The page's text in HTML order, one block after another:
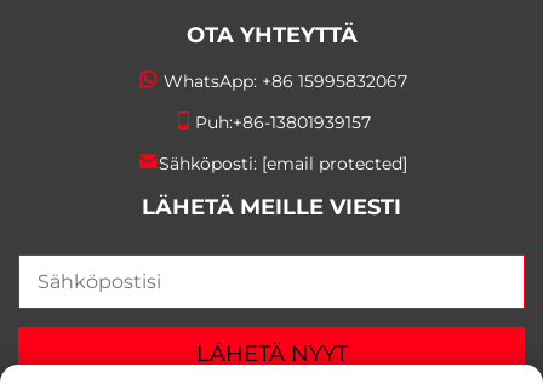
OTA YHTEYTTÄ
WhatsApp: +86 15995832067
Puh:+86-13801939157
Sähköposti: [email protected]
LÄHETÄ MEILLE VIESTI
LÄHETÄ NYYT